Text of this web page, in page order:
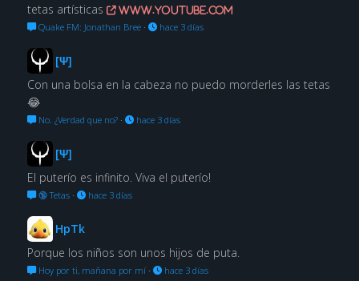
tetas artísticas
www.youtube.com
Quake FM: Jonathan Bree· hace 3 días
[Ψ]
Con una bolsa en la cabeza no puedo morderles las tetas
😂
No. ¿Verdad que no?· hace 3 días
[Ψ]
El puterío es infinito. Viva el puterío!
🔞 Tetas· hace 3 días
HpTk
Porque los niños son unos hijos de puta.
Hoy por ti, mañana por mí· hace 3 días